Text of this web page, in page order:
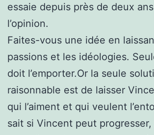
essaie depuis près de deux
l’opinion.
Faites-vous une idée en
passions et les idéologies.
doit l’emporter.Or la seule
raisonnable est de laisser
qui l’aiment et qui veulent
sait si Vincent peut